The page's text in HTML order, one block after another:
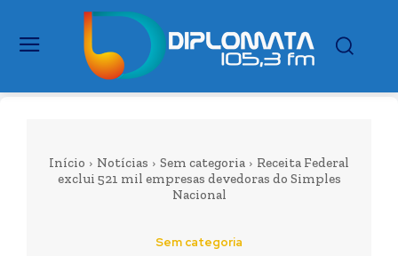
Início Notícias Sem categoria
Receita Federal
exclui 521 mil empresas devedoras do Simples
Nacional
Sem categoria